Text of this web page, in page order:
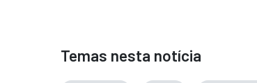
Temas nesta notícia